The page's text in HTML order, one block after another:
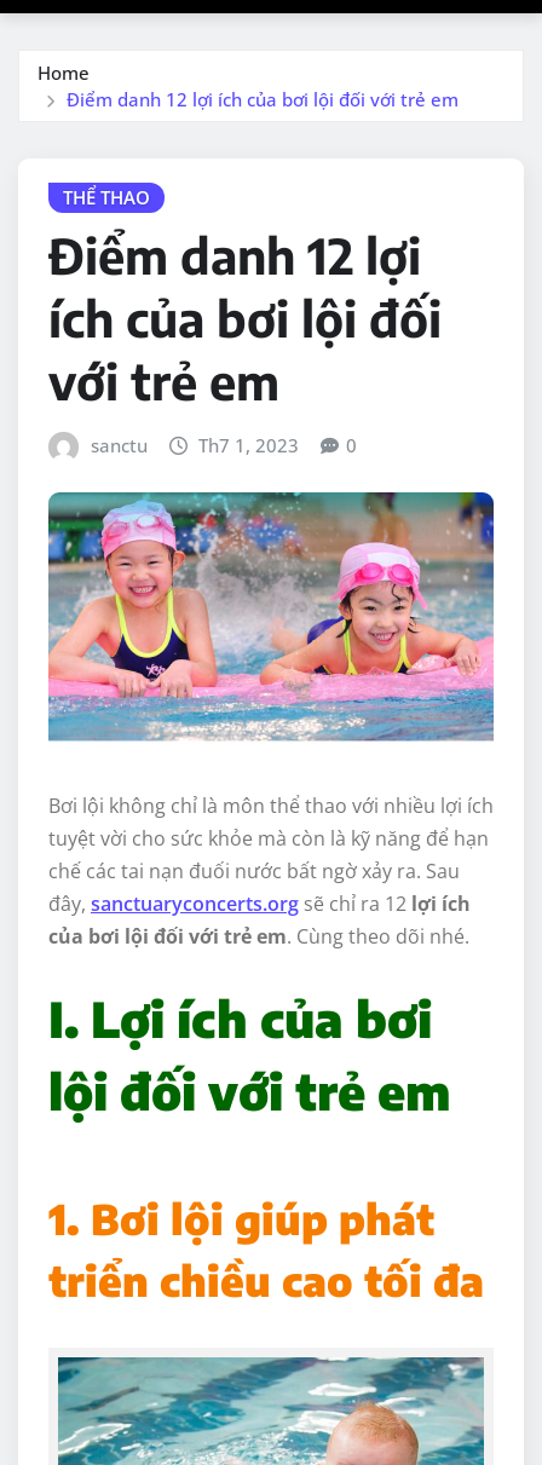
Home
Điểm danh 12 lợi ích của bơi lội đối với trẻ em
THỂ THAO
Điểm danh 12 lợi
ích của bơi lội đối
với trẻ em
sanctu Th7 1, 2023 0
Bơi lội không chỉ là môn thể thao với nhiều lợi ích
tuyệt vời cho sức khỏe mà còn là kỹ năng để hạn
chế các tai nạn đuối nước bất ngờ xảy ra. Sau
đây, sanctuaryconcerts.org sẽ chỉ ra 12 lợi ích
của bơi lội đối với trẻ em. Cùng theo dõi nhé.
I. Lợi ích của bơi
lội đối với trẻ em
1. Bơi lội giúp phát
triển chiều cao tối đa